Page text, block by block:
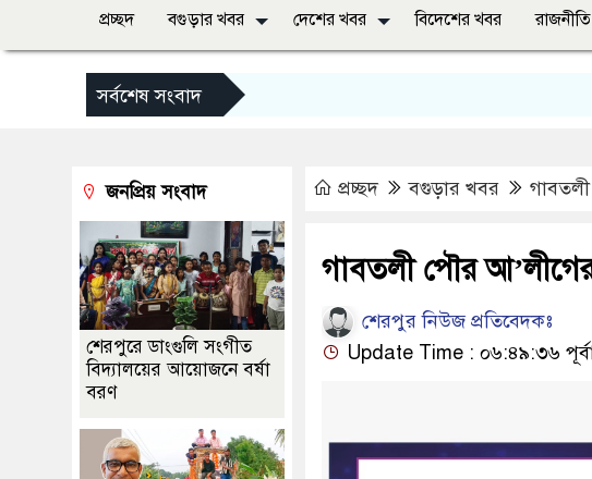
প্রচ্ছদ বগুড়ার খবর দেশের খবর বিদেশের খবর রাজনীতি
সর্বশেষ সংবাদ
প্রচ্ছদ বগুড়ার খবর
গাবতলী পৌর
শেরপুর নিউজ প্রতিবেদকঃ
Update Time : ০৬:৪৯:৩৬
জনপ্রিয় সংবাদ
শেরপুরে ডাংগুলি সংগীত
বিদ্যালয়ের আয়োজনে বর্ষা
বরণ